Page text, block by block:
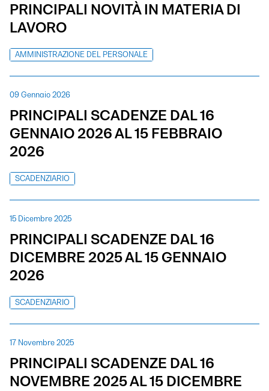
PRINCIPALI NOVITÀ IN MATERIA DI
LAVORO
AMMINISTRAZIONE DEL PERSONALE
09 Gennaio 2026
PRINCIPALI SCADENZE DAL 16
GENNAIO 2026 AL 15 FEBBRAIO
2026
SCADENZIARIO
15 Dicembre 2025
PRINCIPALI SCADENZE DAL 16
DICEMBRE 2025 AL 15 GENNAIO
2026
SCADENZIARIO
17 Novembre 2025
PRINCIPALI SCADENZE DAL 16
NOVEMBRE 2025 AL 15 DICEMBRE